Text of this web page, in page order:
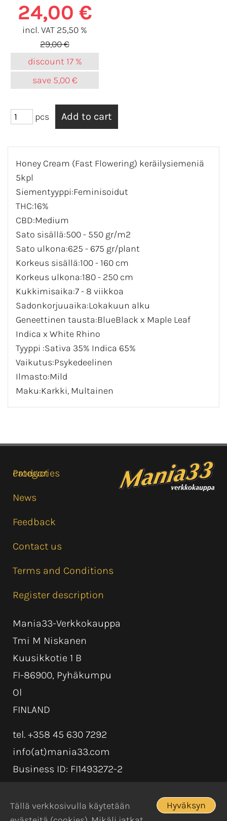
24,00 €
incl. VAT 25,50 %
29,00 €
discount 17 %
save 5,00 €
pcs
Honey Cream (Fast Flowering) keräilysiemeniä
5kpl
Siementyyppi:Feminisoidut
THC:16%
CBD:Medium
Sato sisällä:500 - 550 gr/m2
Sato ulkona:625 - 675 gr/plant
Korkeus sisällä:100 - 160 cm
Korkeus ulkona:180 - 250 cm
Kukkimisaika:7 - 8 viikkoa
Sadonkorjuuaika:Lokakuun alku
Geneettinen tausta:BlueBlack x Maple Leaf
Indica x White Rhino
Tyyppi :Sativa 35% Indica 65%
Vaikutus:Psykedeelinen
Ilmasto:Mild
Maku:Karkki, Multainen
Product categories
News
Feedback
Contact us
Terms and Conditions
Register description
Mania33-Verkkokauppa
Tmi M Niskanen
Kuusikkotie 1 B
FI-86900, Pyhäkumpu
Ol
FINLAND
tel. +358 45 630 7292
info(at)mania33.com
Business ID: FI1493272-2
Tällä verkkosivulla käytetään
Hyväksyn